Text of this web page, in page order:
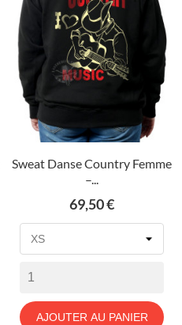
Sweat Danse Country Femme
–...
Prix
69,50 €
AJOUTER AU PANIER